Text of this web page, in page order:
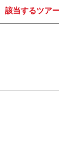
該当するツア